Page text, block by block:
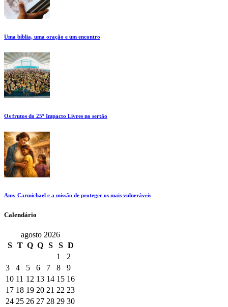
Uma bíblia, uma oração e um encontro
Os frutos do 25º Impacto Livres no sertão
Amy Carmichael e a missão de proteger os mais vulneráveis
Calendário
agosto 2026
S
T Q Q S S D
1
2
3
4 5 6 7 8
9
10 11 12 13 14 15 16
17 18 19 20 21 22 23
24 25 26 27 28 29 30